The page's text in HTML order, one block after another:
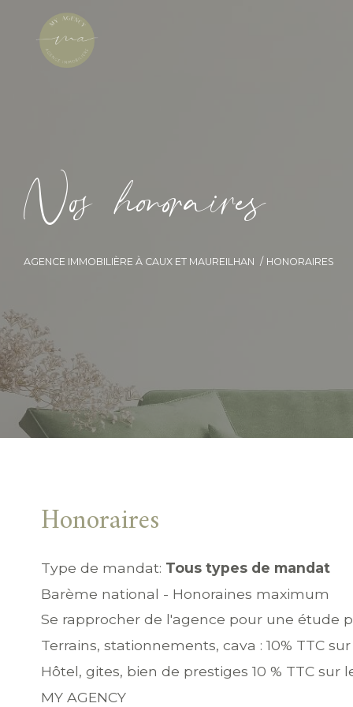
No hooaie
AGENCE IMMOBILIÈRE À CAUX ET MAUREILHAN HONORAIRES
Honoraires
Type de mandat: Tous types de mandat
Barème national - Honoraines maximum
Se rapprocher de l'agence pour une étude
Terrains, stationnements, cava : 10% TTC
Hôtel, gites, bien de prestiges 10 % TTC sur
MY AGENCY